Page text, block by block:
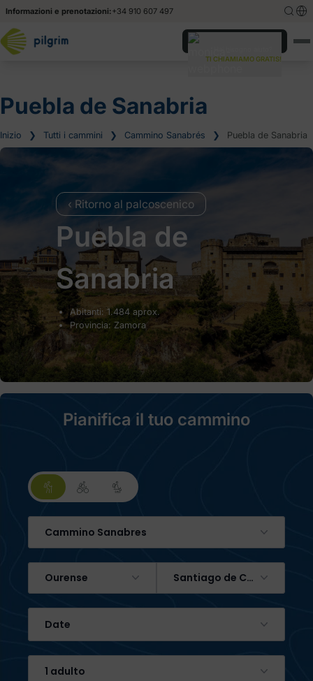
Informazioni e prenotazioni:+34 910 607 497
Español
Español
TI CHIAMIAMO GRATIS!
Puebla de Sanabria
Inizio ❯ Tutti i cammini ❯ Cammino Sanabrés ❯ Puebla de Sanabria
‹ Ritorno al palcoscenico
Puebla de
Sanabria
Abitanti: 1.484 aprox.
Provincia: Zamora
Pianifica il tuo cammino
Cammino Sanabres
Ourense Santiago de Compostela
Date
1 adulto